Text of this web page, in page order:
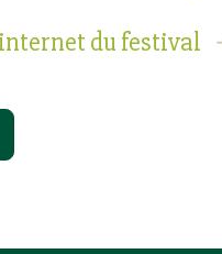
du festival